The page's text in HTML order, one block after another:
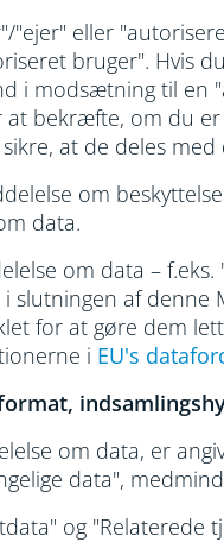
eller
bruger". Hvis
i modsætning til en
at bekræfte, om du
at de deles med
om
data.
om data –
slutningen af
for at gøre dem
i EU's
om data, er
data",
og "Relaterede